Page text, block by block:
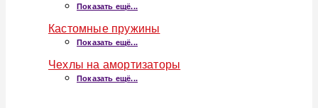
Показать ещё...
Кастомные пружины
Показать ещё...
Чехлы на амортизаторы
Показать ещё...